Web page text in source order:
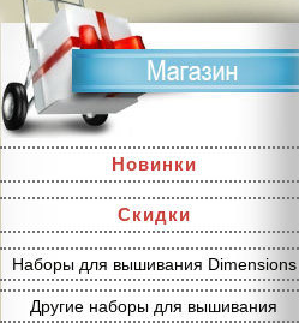
Новинки
Скидки
Наборы для вышивания Dimensions
Другие наборы для вышивания